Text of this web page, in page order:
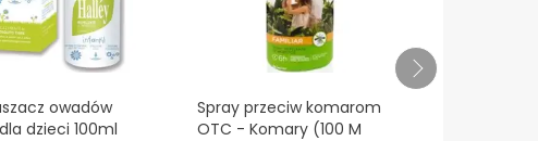
owadów
dzieci 100ml
Spray przeciw komarom
OTC - Komary (100 M